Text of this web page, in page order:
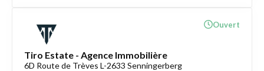
Tiro Estate - Agence Immobilière
6D Route de Trèves L-2633 Senningerberg
Ouvert